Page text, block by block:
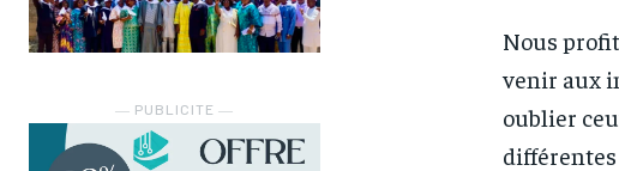
Sign up with just an email address and you
Sign up with just an email address and you
― PUBLICITE ―
Nous
venir aux
oublier
différentes